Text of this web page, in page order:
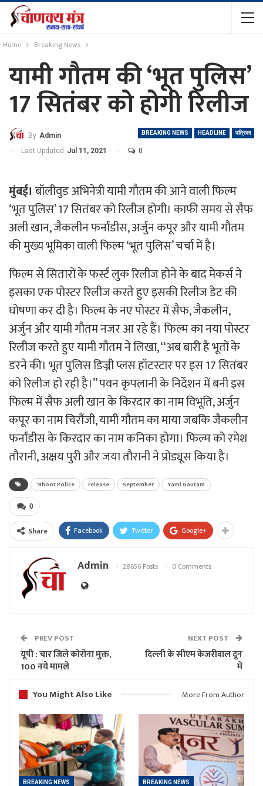
Home Breaking News
यामी गौतम की ‘भूत पुलिस’
17 सितंबर को होगी रिलीज
BREAKING NEWS HEADLINE पत्रिका
By Admin
Last Updated Jul 11, 2021 0
मुंबई। बॉलीवुड अभिनेत्री यामी गौतम की आने वाली फिल्म
‘भूत पुलिस’ 17 सितंबर को रिलीज होगी। काफी समय से सैफ
अली खान, जैकलीन फर्नांडीस, अर्जुन कपूर और यामी गौतम
की मुख्य भूमिका वाली फिल्म ‘भूत पुलिस’ चर्चा में है।
फिल्म से सितारों के फर्स्ट लुक रिलीज होने के बाद मेकर्स ने
इसका एक पोस्टर रिलीज करते हुए इसकी रिलीज डेट की
घोषणा कर दी है। फिल्म के नए पोस्टर में सैफ, जैकलीन,
अर्जुन और यामी गौतम नजर आ रहे हैं। फिल्म का नया पोस्टर
रिलीज करते हुए यामी गौतम ने लिखा, ‘‘अब बारी है भूतों के
डरने की। भूत पुलिस डिज्नी प्लस हॉटस्टार पर इस 17 सितंबर
को रिलीज हो रही है।’’ पवन कृपलानी के निर्देशन में बनी इस
फिल्म में सैफ अली खान के किरदार का नाम विभूति, अर्जुन
कपूर का नाम चिरौंजी, यामी गौतम का माया जबकि जैकलीन
फर्नांडीस के किरदार का नाम कनिका होगा। फिल्म को रमेश
तौरानी, अक्षय पुरी और जया तौरानी ने प्रोड्यूस किया है।
'Bhoot Police release September Yami Gautam
0
Share Facebook Twitter Google+
Admin 28656 Posts 0 Comments
PREV POST
यूपी : चार जिले कोरोना मुक्त,
100 नये मामले
NEXT POST
दिल्ली के सीएम केजरीवाल दून
में
You Might Also Like
More From Author
BREAKING NEWS BREAKING NEWS